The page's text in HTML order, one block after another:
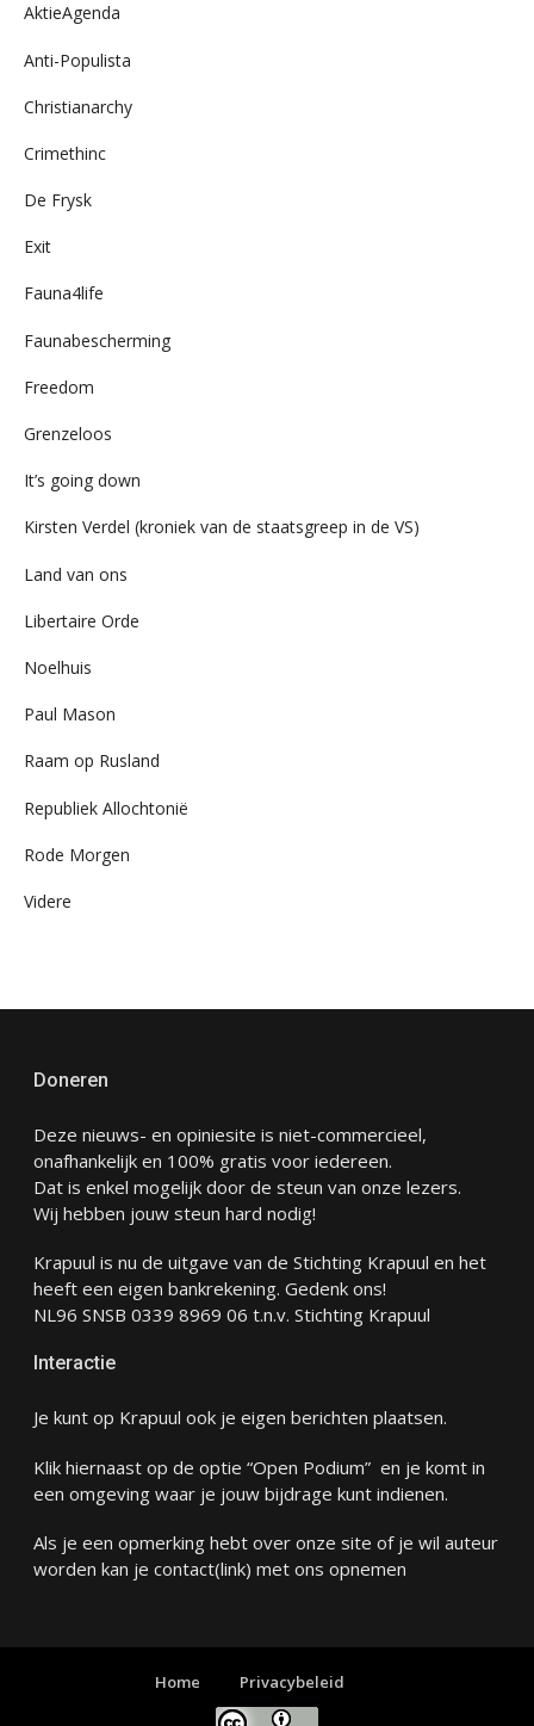
AktieAgenda
Anti-Populista
Christianarchy
Crimethinc
De Frysk
Exit
Fauna4life
Faunabescherming
Freedom
Grenzeloos
It’s going down
Kirsten Verdel (kroniek van de staatsgreep in de VS)
Land van ons
Libertaire Orde
Noelhuis
Paul Mason
Raam op Rusland
Republiek Allochtonië
Rode Morgen
Videre
Doneren
Deze nieuws- en opiniesite is niet-commercieel,
onafhankelijk en 100% gratis voor iedereen.
Dat is enkel mogelijk door de steun van onze lezers.
Wij hebben jouw steun hard nodig!
Krapuul is nu de uitgave van de Stichting Krapuul en het
heeft een eigen bankrekening. Gedenk ons!
NL96 SNSB 0339 8969 06 t.n.v. Stichting Krapuul
Interactie
Je kunt op Krapuul ook je eigen berichten plaatsen.
Klik hiernaast op de optie “Open Podium” en je komt in
een omgeving waar je jouw bijdrage kunt indienen.
Als je een opmerking hebt over onze site of je wil auteur
worden kan je contact(link) met ons opnemen
Home Privacybeleid